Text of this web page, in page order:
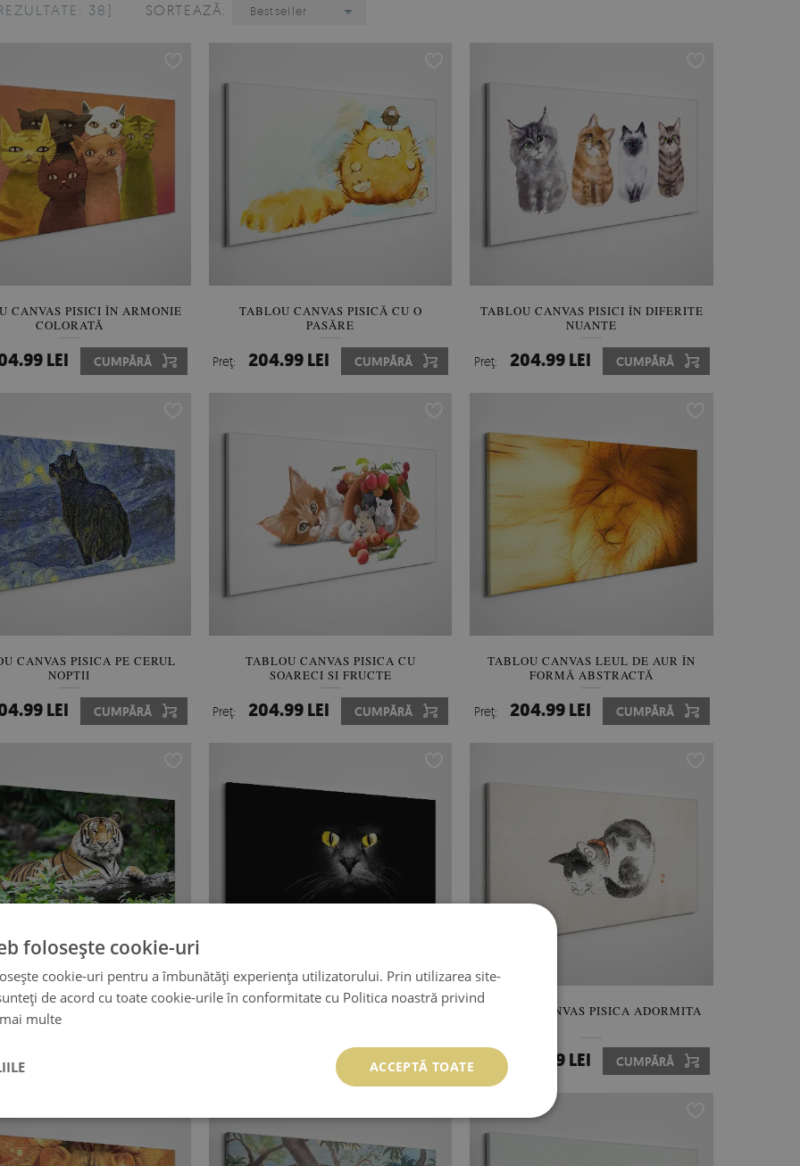
38] SORTEAZĂ: Bestseller
CANVAS PISICI ÎN ARMONIE
COLORATĂ
LEI CUMPĂRĂ
TABLOU CANVAS PISICĂ CU O
PASĂRE
Preţ: 204.99 LEI CUMPĂRĂ
TABLOU CANVAS PISICI ÎN DIFERITE
NUANȚE
Preţ: 204.99 LEI CUMPĂRĂ
CANVAS PISICA PE CERUL
NOPTII
LEI CUMPĂRĂ
TABLOU CANVAS PISICA CU
SOARECI SI FRUCTE
Preţ: 204.99 LEI CUMPĂRĂ
TABLOU CANVAS LEUL DE AUR ÎN
FORMĂ ABSTRACTĂ
Preţ: 204.99 LEI CUMPĂRĂ
CANVAS TIGRU ÎN
PĂDUREA VERDE
LEI CUMPĂRĂ
TABLOU CANVAS PISICA ADORMITA
204.99 LEI CUMPĂRĂ
folosește cookie-uri
cookie-uri pentru a îmbunătăți experiența utilizatorului. Prin utilizarea site-
de acord cu toate cookie-urile în conformitate cu Politica noastră privind
multe
ACCEPTĂ TOATE